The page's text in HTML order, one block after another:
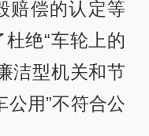
赔偿的认定等
绝“车轮上的
洁型机关和节
公用”不符合公